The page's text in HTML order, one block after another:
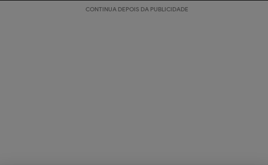
CONTINUA DEPOIS DA PUBLICIDADE